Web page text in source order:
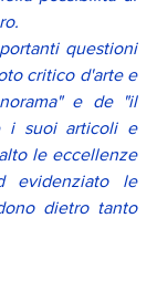
questioni
critico d'arte e
e de "il
i suoi articoli e
le eccellenze
evidenziato le
dietro tanto